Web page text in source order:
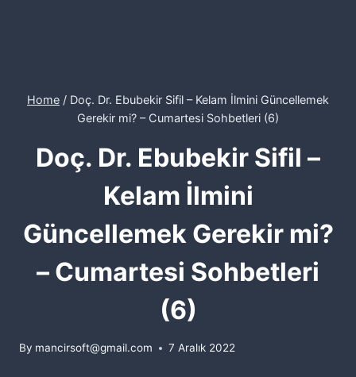
Home / Doç. Dr. Ebubekir Sifil – Kelam İlmini Güncellemek
Gerekir mi? – Cumartesi Sohbetleri (6)
Doç. Dr. Ebubekir Sifil –
Kelam İlmini
Güncellemek Gerekir mi?
– Cumartesi Sohbetleri
(6)
By mancirsoft@gmail.com 7 Aralık 2022